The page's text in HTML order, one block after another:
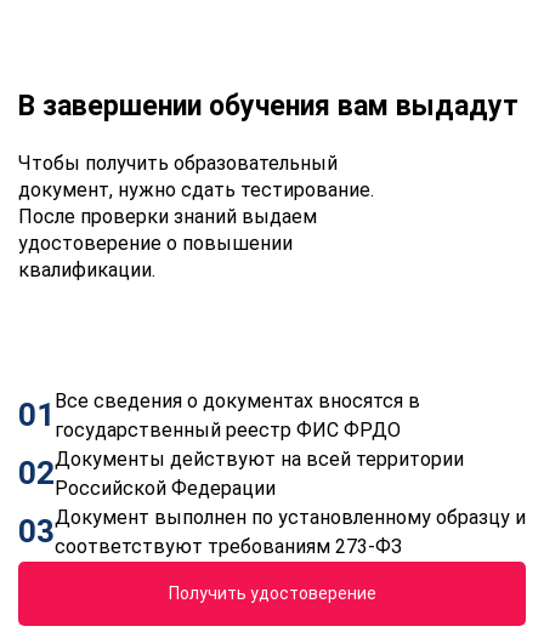
В завершении обучения вам выдадут
Чтобы получить образовательный
документ, нужно сдать тестирование.
После проверки знаний выдаем
удостоверение о повышении
квалификации.
01 Все сведения о документах вносятся в
государственный реестр ФИС ФРДО
02Документы действуют на всей территории
Российской Федерации
03Документ выполнен по установленному образцу и
соответствуют требованиям 273-ФЗ
Получить удостоверение